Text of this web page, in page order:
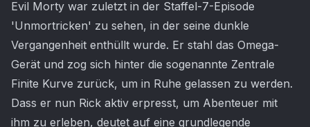
Evil Morty war zuletzt in der Staffel-7-Episode
'Unmortricken' zu sehen, in der seine dunkle
Vergangenheit enthüllt wurde. Er stahl das Omega-
Gerät und zog sich hinter die sogenannte Zentrale
Finite Kurve zurück, um in Ruhe gelassen zu werden.
Dass er nun Rick aktiv erpresst, um Abenteuer mit
ihm zu erleben, deutet auf eine grundlegende